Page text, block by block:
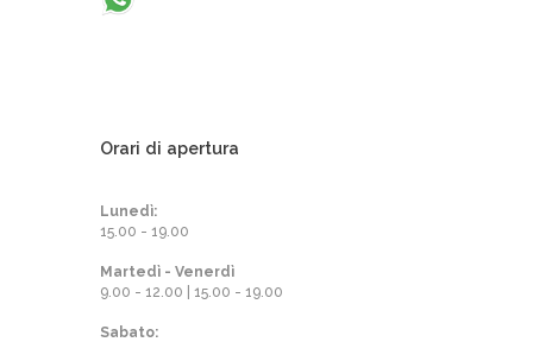
Orari di apertura
Lunedì:
15.00 - 19.00
Martedì - Venerdì
9.00 - 12.00 | 15.00 - 19.00
Sabato: